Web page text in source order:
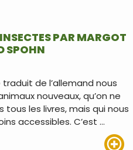
INSECTES PAR MARGOT
SPOHN
de l’allemand nous
nouveaux, qu’on ne
tous les livres, mais qui nous
accessibles. C’est …